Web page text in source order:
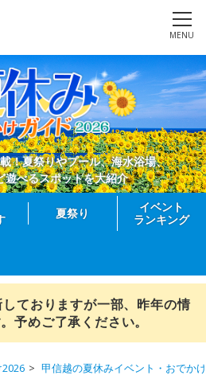
MENU
！夏祭りやプール、海水浴場、
遊べるスポットを大紹介
夏祭り
イベント
ランキング
ておりますが一部、昨年の情
予めご了承ください。
甲信越の夏休みイベント・おでか